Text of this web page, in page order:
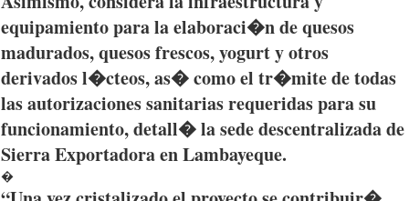
equipamientoparalaelaboraci�ndequesos
madurados,quesosfrescos, yogurt yotros
derivadosl�cteos,as�comoel tr�mitedetodas
lasautorizacionessanitariasrequeridasparasu
funcionamiento,detall�lasededescentralizadade
SierraExportadoraenLambayeque.
�